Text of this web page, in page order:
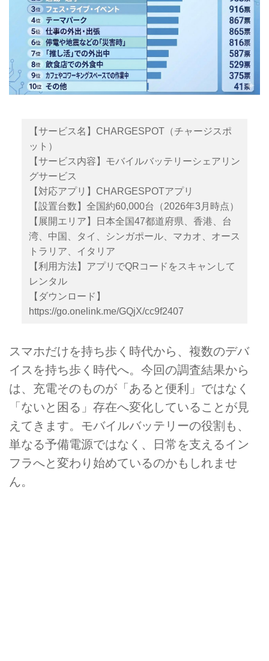
【サービス名】CHARGESPOT（チャージスポ
ット）
【サービス内容】モバイルバッテリーシェアリン
グサービス
【対応アプリ】CHARGESPOTアプリ
【設置台数】全国約60,000台（2026年3月時点）
【展開エリア】日本全国47都道府県、香港、台
湾、中国、タイ、シンガポール、マカオ、オース
トラリア、イタリア
【利用方法】アプリでQRコードをスキャンして
レンタル
【ダウンロード】
https://go.onelink.me/GQjX/cc9f2407
スマホだけを持ち歩く時代から、複数のデバ
イスを持ち歩く時代へ。今回の調査結果から
は、充電そのものが「あると便利」ではなく
「ないと困る」存在へ変化していることが見
えてきます。モバイルバッテリーの役割も、
単なる予備電源ではなく、日常を支えるイン
フラへと変わり始めているのかもしれませ
ん。